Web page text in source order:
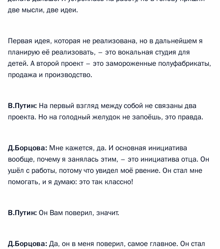
две мысли, две идеи.
Первая идея, которая не реализована, но в дальнейшем я
планирую её реализовать, – это вокальная студия для
детей. А второй проект – это замороженные полуфабрикаты,
продажа и производство.
В.Путин: На первый взгляд между собой не связаны два
проекта. Но на голодный желудок не запоёшь, это правда.
Д.Борцова: Мне кажется, да. И основная инициатива
вообще, почему я занялась этим, – это инициатива отца. Он
ушёл с работы, потому что увидел моё рвение. Он стал мне
помогать, и я думаю: это так классно!
В.Путин: Он Вам поверил, значит.
Д.Борцова: Да, он в меня поверил, самое главное. Он стал